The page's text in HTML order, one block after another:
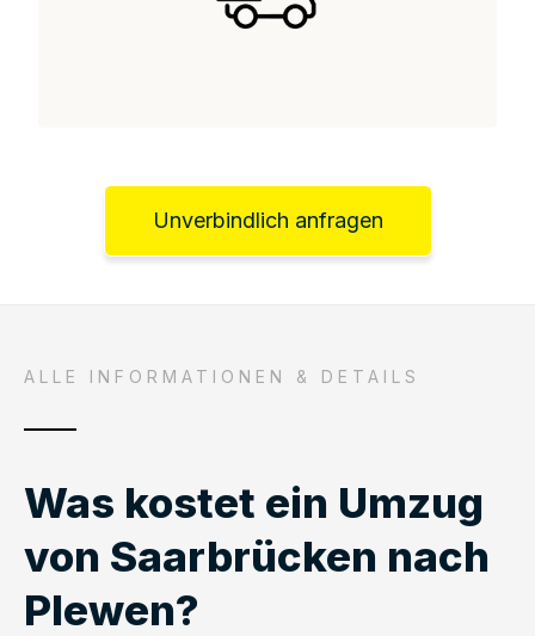
Unverbindlich anfragen
ALLE INFORMATIONEN & DETAILS
Was kostet ein Umzug
von Saarbrücken nach
Plewen?